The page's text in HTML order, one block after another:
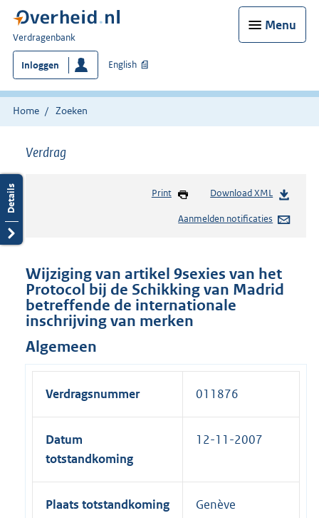
Menu
U
bent
hier:
Verdragenbank
Inloggen English
Home Zoeken
Verdrag
Print Download XML
Aanmelden notificaties
Wijziging van artikel 9sexies van het
Protocol bij de Schikking van Madrid
betreffende de internationale
inschrijving van merken
Algemeen
Verdragsnummer 011876
Datum
totstandkoming
12-11-2007
Plaats totstandkoming Genève